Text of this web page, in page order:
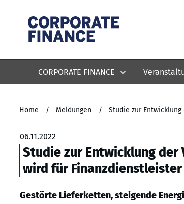
CORPORATE FINANCE
Home / Meldungen /
06.11.2022
Studie zur Entwicklung der
wird für
Gestörte Lieferketten, steigende